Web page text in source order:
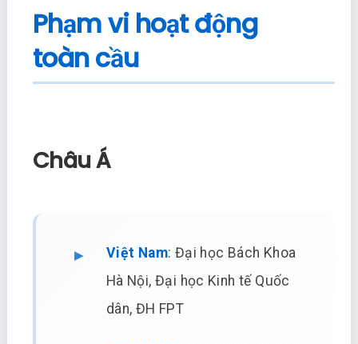
Phạm vi hoạt động
toàn cầu
Châu Á
Việt Nam: Đại học Bách Khoa
Hà Nội, Đại học Kinh tế Quốc
dân, ĐH FPT